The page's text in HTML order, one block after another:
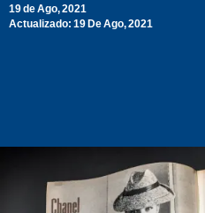
19 de Ago, 2021
Actualizado: 19 De Ago, 2021